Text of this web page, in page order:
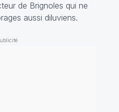
de Brignoles qui ne
aussi diluviens.